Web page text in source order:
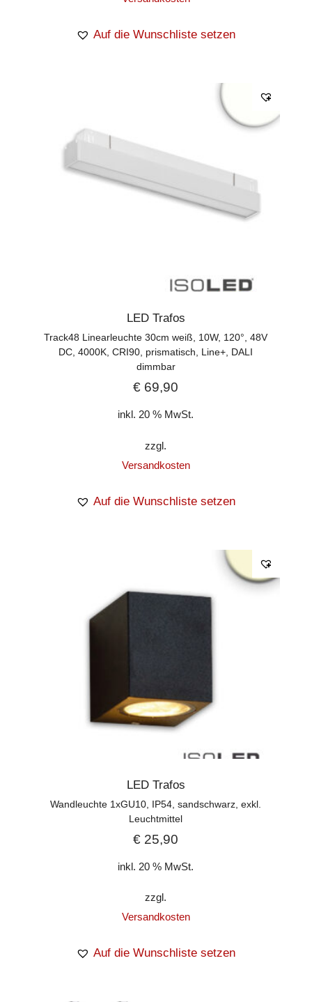
Auf die Wunschliste setzen
LED Trafos
Track48 Linearleuchte 30cm weiß, 10W, 120°, 48V
DC, 4000K, CRI90, prismatisch, Line+, DALI
dimmbar
€ 69,90
inkl. 20 % MwSt.
zzgl.
Versandkosten
Auf die Wunschliste setzen
LED Trafos
Wandleuchte 1xGU10, IP54, sandschwarz, exkl.
Leuchtmittel
€ 25,90
inkl. 20 % MwSt.
zzgl.
Versandkosten
Auf die Wunschliste setzen